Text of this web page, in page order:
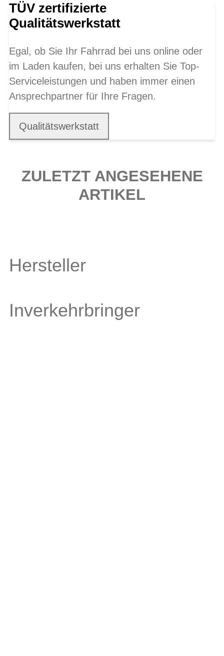
TÜV zertifizierte
Qualitätswerkstatt
Egal, ob Sie Ihr Fahrrad bei uns online oder
im Laden kaufen, bei uns erhalten Sie Top-
Serviceleistungen und haben immer einen
Ansprechpartner für Ihre Fragen.
Qualitätswerkstatt
ZULETZT ANGESEHENE
ARTIKEL
Hersteller
Inverkehrbringer